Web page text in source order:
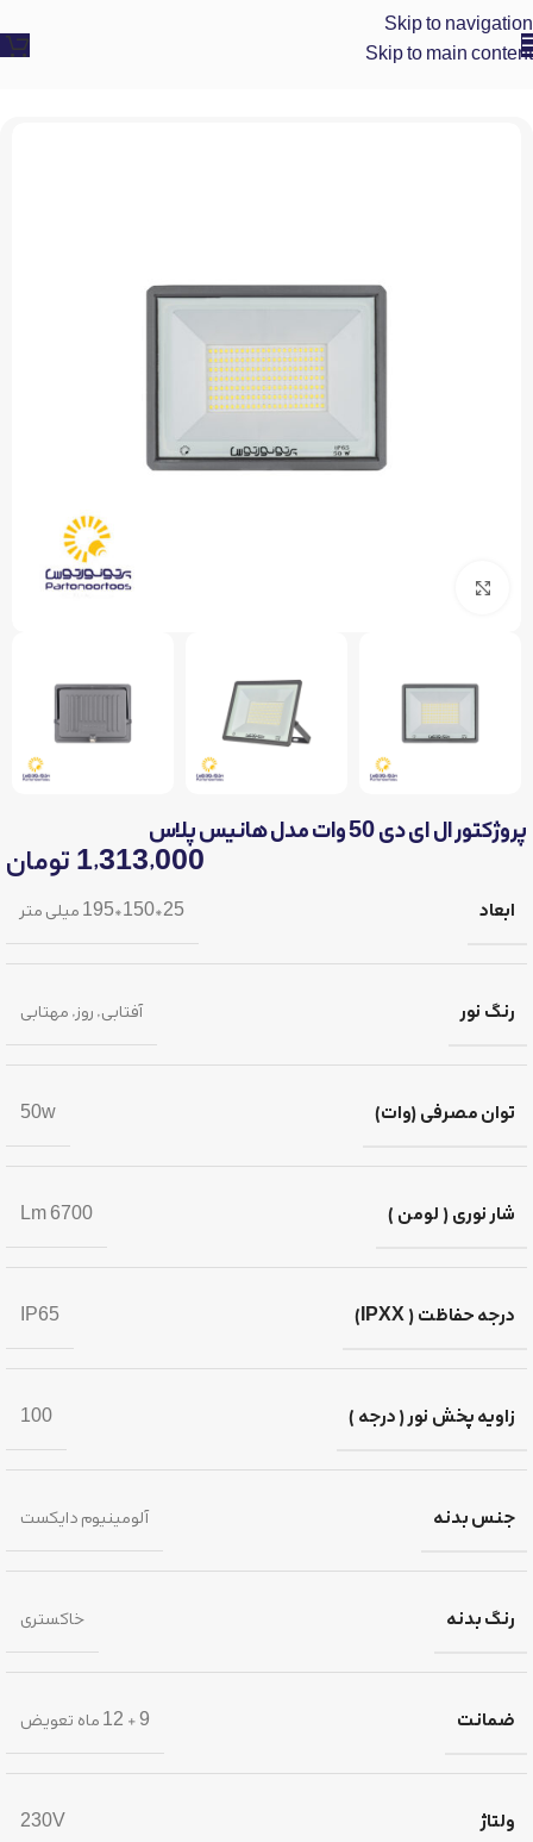
Skip to navigation
Skip to main content
پروژکتور ال ای دی 50 وات مدل هانیس پلاس
1,313,000 تومان
ابعاد 25*150*195 میلی متر
رنگ نور آفتابی, روز, مهتابی
توان مصرفی (وات) 50w
شار نوری ( لومن ) 6700 Lm
درجه حفاظت ( IPXX) IP65
زاویه پخش نور ( درجه ) 100
جنس بدنه آلومینیوم دایکست
رنگ بدنه خاکستری
ضمانت 9 + 12 ماه تعویض
ولتاژ 230V